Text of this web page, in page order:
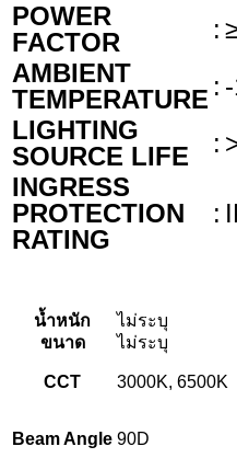
POWER
FACTOR
:
AMBIENT
TEMPERATURE :
LIGHTING
SOURCE LIFE
:
INGRESS
PROTECTION
RATING
:
น้ำหนัก
ไม่ระบุ
ขนาด
ไม่ระบุ
CCT 3000K, 6500K
Beam Angle 90D